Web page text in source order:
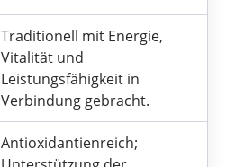
Traditionell mit Energie,
Vitalität und
Leistungsfähigkeit in
Verbindung gebracht.
Antioxidantienreich;